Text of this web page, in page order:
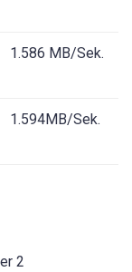
1.586 MB/Sek.
1.594MB/Sek.
2